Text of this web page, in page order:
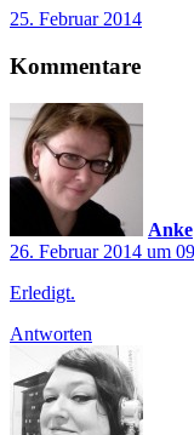
25. Februar 2014
Kommentare
Anke
26. Februar 2014 um
Erledigt.
Antworten